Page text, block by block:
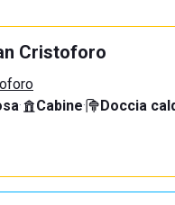
Cristoforo
· Cabine· Doccia